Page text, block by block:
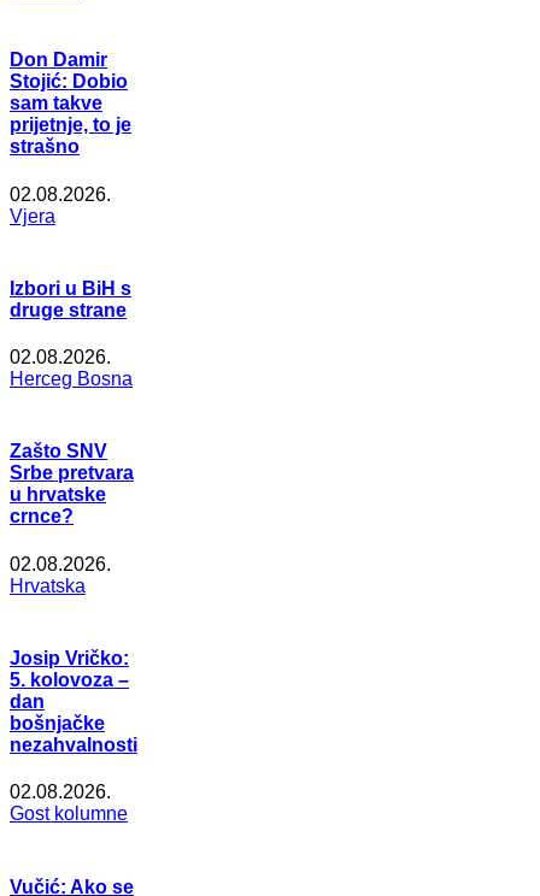
Don Damir
Stojić: Dobio
sam takve
prijetnje, to je
strašno
02.08.2026.
Vjera
Izbori u BiH s
druge strane
02.08.2026.
Herceg Bosna
Zašto SNV
Srbe pretvara
u hrvatske
crnce?
02.08.2026.
Hrvatska
Josip Vričko:
5. kolovoza –
dan
bošnjačke
nezahvalnosti
02.08.2026.
Gost kolumne
Vučić: Ako se